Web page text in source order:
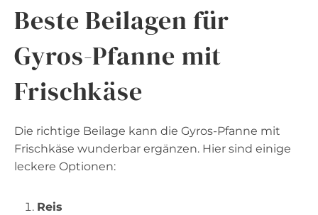
Beste Beilagen für
Gyros-Pfanne mit
Frischkäse
Die richtige Beilage kann die Gyros-Pfanne mit
Frischkäse wunderbar ergänzen. Hier sind einige
leckere Optionen:
Reis